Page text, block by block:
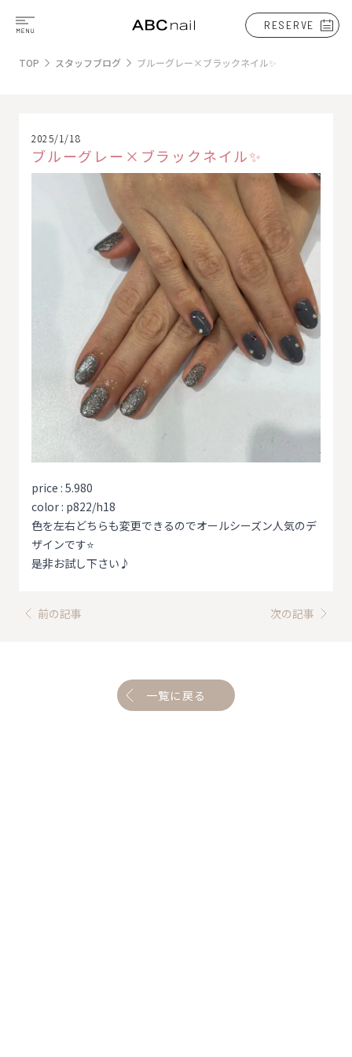
RESERVE
TOP スタッフブログ ブルーグレー×ブラックネイル✨
2025/1/18
ブルーグレー×ブラックネイル✨
price : 5.980
color : p822/h18
色を左右どちらも変更できるのでオールシーズン人気のデ
ザインです⭐️
是非お試し下さい♪
前の記事 次の記事
一覧に戻る